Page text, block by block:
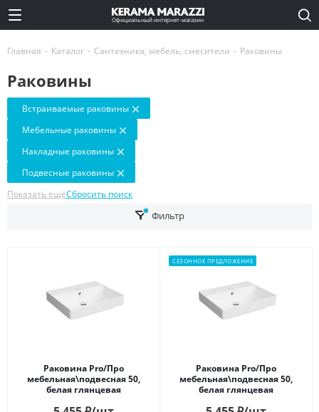
Официальный интернет-магазин
Главная - Каталог - Сантехника, мебель, смесители - Раковины
Раковины
Встраиваемые раковины
Мебельные раковины
Накладные раковины
Подвесные раковины
Показать ещёСбросить поиск
Фильтр
Раковина Pro/Про
мебельная\подвесная 50,
белая глянцевая
СЕЗОННОЕ ПРЕДЛОЖЕНИЕ
Раковина Pro/Про
мебельная\подвесная 50,
белая глянцевая